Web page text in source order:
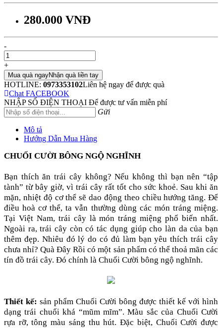
280.000 VNĐ
-
+
Mua quà ngayNhận quà liền tay
HOTLINE: 0973353102Liên hệ ngay để được quà
Chat FACEBOOK
NHẬP SỐ ĐIỆN THOẠI Để được tư vấn miễn phí
Gửi
Mô tả
Hướng Dẫn Mua Hàng
CHUỐI CƯỜI BÔNG NGỘ NGHĨNH
Bạn thích ăn trái cây không? Nếu không thì bạn nên “tập
tành” từ bây giờ, vì trái cây rất tốt cho sức khoẻ. Sau khi ăn
mặn, nhiệt độ cơ thể sẽ dao động theo chiều hướng tăng. Để
điều hoà cơ thể, ta vẫn thường dùng các món tráng miệng.
Tại Việt Nam, trái cây là món tráng miệng phổ biến nhất.
Ngoài ra, trái cây còn có tác dụng giúp cho làn da của bạn
thêm đẹp. Nhiêu đó lý do có đủ làm bạn yêu thích trái cây
chưa nhỉ? Quà Đây Rồi có một sản phẩm có thể thoả mãn các
tín đồ trái cây. Đó chính là Chuối Cười bông ngộ nghĩnh.
Thiết kế: sản phẩm Chuối Cười bông được thiết kế với hình
dạng trái chuối khá “mũm mĩm”. Màu sắc của Chuối Cười
rựa rỡ, tông màu sáng thu hút. Đặc biệt, Chuối Cười được